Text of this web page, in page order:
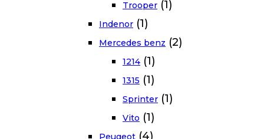
Trooper (1)
Indenor (1)
Mercedes benz (2)
1214 (1)
1315 (1)
Sprinter (1)
Vito (1)
Peugeot (4)